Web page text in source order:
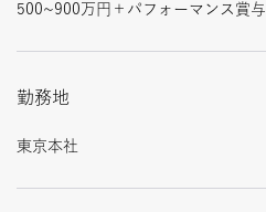
500~900万円＋パフォーマンス賞与
勤務地
東京本社